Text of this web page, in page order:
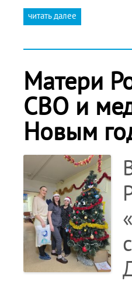
читать далее
Матери
СВО и
Новым